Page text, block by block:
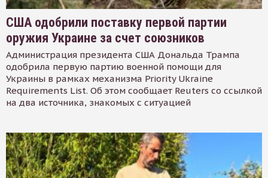
США одобрили поставку первой партии
оружия Украине за счет союзников
Администрация президента США Дональда Трампа
одобрила первую партию военной помощи для
Украины в рамках механизма Priority Ukraine
Requirements List. Об этом сообщает Reuters со ссылкой
на два источника, знакомых с ситуацией